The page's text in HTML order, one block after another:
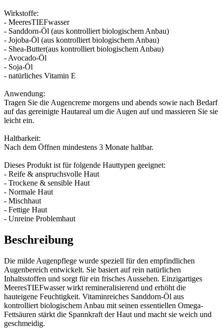
Wirkstoffe:
- MeeresTIEFwasser
- Sanddorn-Öl (aus kontrolliert biologischem Anbau)
- Jojoba-Öl (aus kontrolliert biologischem Anbau)
- Shea-Butter(aus kontrolliert biologischem Anbau)
- Avocado-Öl
- Soja-Öl
- natürliches Vitamin E
Anwendung:
Tragen Sie die Augencreme morgens und abends sowie nach Bedarf
auf das gereinigte Hautareal um die Augen auf und massieren Sie sie
leicht ein.
Haltbarkeit:
Nach dem Öffnen mindestens 3 Monate haltbar.
Dieses Produkt ist für folgende Hauttypen geeignet:
- Reife & anspruchsvolle Haut
- Trockene & sensible Haut
- Normale Haut
- Mischhaut
- Fettige Haut
- Unreine Problemhaut
Beschreibung
Die milde Augenpflege wurde speziell für den empfindlichen
Augenbereich entwickelt. Sie basiert auf rein natürlichen
Inhaltsstoffen und sorgt für ein frisches Aussehen. Einzigartiges
MeeresTIEFwasser wirkt remineralisierend und erhöht die
hauteigene Feuchtigkeit. Vitaminreiches Sanddorn-Öl aus
kontrolliert biologischem Anbau mit seinen essentiellen Omega-
Fettsäuren stärkt die Spannkraft der Haut und macht sie weich und
geschmeidig.